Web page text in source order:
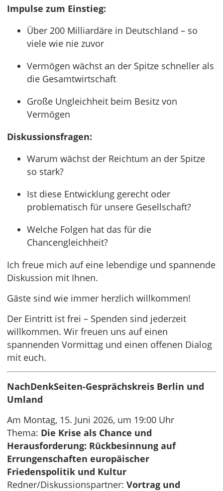
Impulse zum Einstieg:
Über 200 Milliardäre in Deutschland – so
viele wie nie zuvor
Vermögen wächst an der Spitze schneller als
die Gesamtwirtschaft
Große Ungleichheit beim Besitz von
Vermögen
Diskussionsfragen:
Warum wächst der Reichtum an der Spitze
so stark?
Ist diese Entwicklung gerecht oder
problematisch für unsere Gesellschaft?
Welche Folgen hat das für die
Chancengleichheit?
Ich freue mich auf eine lebendige und spannende
Diskussion mit Ihnen.
Gäste sind wie immer herzlich willkommen!
Der Eintritt ist frei – Spenden sind jederzeit
willkommen. Wir freuen uns auf einen
spannenden Vormittag und einen offenen Dialog
mit euch.
NachDenkSeiten-Gesprächskreis Berlin und
Umland
Am Montag, 15. Juni 2026, um 19:00 Uhr
Thema: Die Krise als Chance und
Herausforderung: Rückbesinnung auf
Errungenschaften europäischer
Friedenspolitik und Kultur
Redner/Diskussionspartner: Vortrag und